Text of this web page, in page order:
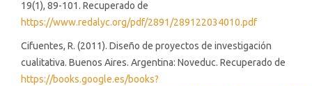
19(1), 89-101. Recuperado de
https://www.redalyc.org/pdf/2891/289122034010.pdf
Cifuentes, R. (2011). Diseño de proyectos de investigación
cualitativa. Buenos Aires. Argentina: Noveduc. Recuperado de
https://books.google.es/books?